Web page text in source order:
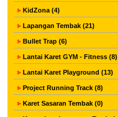
KidZona (4)
Lapangan Tembak (21)
Bullet Trap (6)
Lantai Karet GYM - Fitness (8)
Lantai Karet Playground (13)
Project Running Track (8)
Karet Sasaran Tembak (0)